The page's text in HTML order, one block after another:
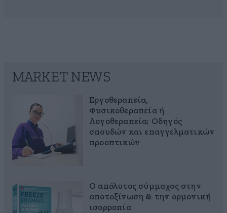
MARKET NEWS
Εργοθεραπεία,
Φυσικοθεραπεία ή
Λογοθεραπεία; Οδηγός
σπουδών και επαγγελματικών
προοπτικών
Ο απόλυτος σύμμαχος στην
αποτοξίνωση & την ορμονική
ισορροπία